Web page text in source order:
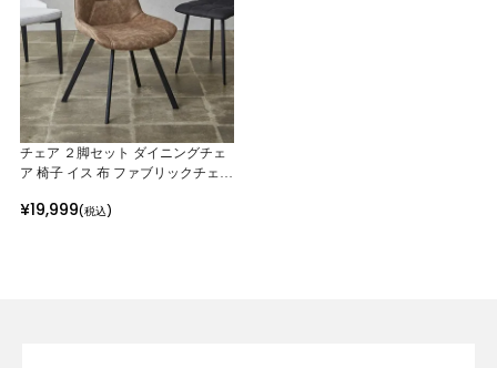
チェア ２脚セット ダイニングチェ
ア 椅子 イス 布 ファブリックチェア
CC-104 ベージュ ブラウン 2脚入
¥19,999(税込)